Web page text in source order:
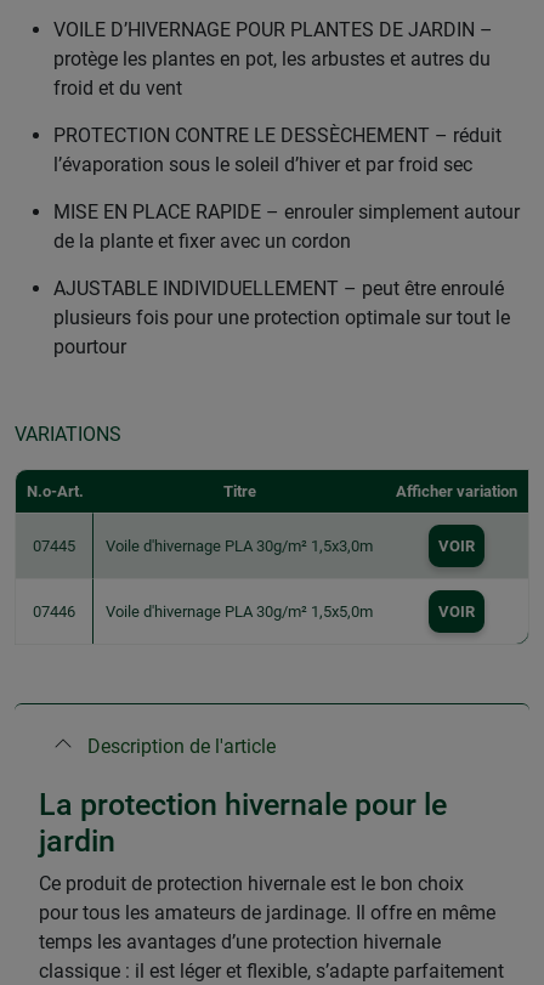
VOILE D’HIVERNAGE POUR PLANTES DE JARDIN –
protège les plantes en pot, les arbustes et autres du
froid et du vent
PROTECTION CONTRE LE DESSÈCHEMENT – réduit
l’évaporation sous le soleil d’hiver et par froid sec
MISE EN PLACE RAPIDE – enrouler simplement autour
de la plante et fixer avec un cordon
AJUSTABLE INDIVIDUELLEMENT – peut être enroulé
plusieurs fois pour une protection optimale sur tout le
pourtour
VARIATIONS
N.o-Art. Titre Afficher variation
07445 Voile d'hivernage PLA 30g/m² 1,5x3,0m VOIR
07446 Voile d'hivernage PLA 30g/m² 1,5x5,0m VOIR
Description de l'article
La protection hivernale pour le
jardin
Ce produit de protection hivernale est le bon choix
pour tous les amateurs de jardinage. Il offre en même
temps les avantages d’une protection hivernale
classique : il est léger et flexible, s’adapte parfaitement